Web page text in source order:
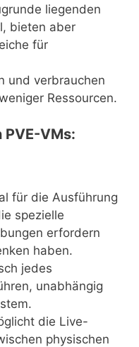
liegenden
bieten aber
für
und verbrauchen
Ressourcen.
VMs:
für die Ausführung
spezielle
erfordern
haben.
jedes
unabhängig
die Live-
physischen